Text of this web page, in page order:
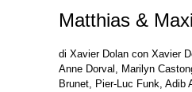
Matthias &
di Xavier Dolan con Xavier
Anne Dorval, Marilyn
Brunet, Pier-Luc Funk, Adib